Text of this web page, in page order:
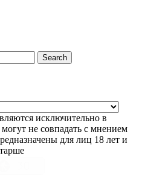
Search
исключительно в
не совпадать с мнением
для лиц 18 лет и